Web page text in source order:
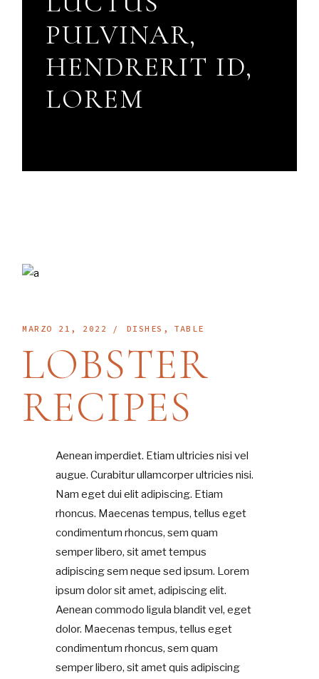
PULVINAR,
HENDRERIT ID,
LOREM
MARZO 21, 2022 DISHES TABLE
LOBSTER
RECIPES
Aenean imperdiet. Etiam ultricies nisi vel
augue. Curabitur ullamcorper ultricies nisi.
Nam eget dui elit adipiscing. Etiam
rhoncus. Maecenas tempus, tellus eget
condimentum rhoncus, sem quam
semper libero, sit amet tempus
adipiscing sem neque sed ipsum. Lorem
ipsum dolor sit amet, adipiscing elit.
Aenean commodo ligula blandit vel, eget
dolor. Maecenas tempus, tellus eget
condimentum rhoncus, sem quam
semper libero, sit amet quis adipiscing